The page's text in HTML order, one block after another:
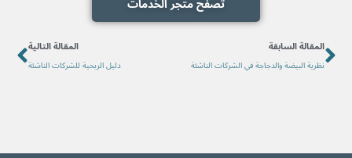
Prev
المقالة السابقة
نظرية البيضة والدجاجة في الشركات الناشئة
المقالة التالية
دليل الربحية للشركات الناشئة